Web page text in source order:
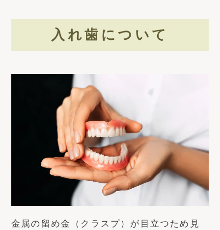
入れ歯について
金属の留め金（クラスプ）が目立つため見